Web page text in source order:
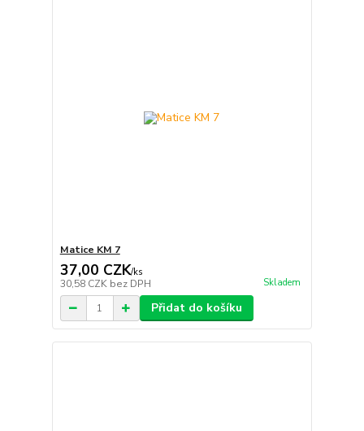
Matice KM 7
37,00 CZK/ks
30,58 CZK bez DPH Skladem
Přidat do košíku